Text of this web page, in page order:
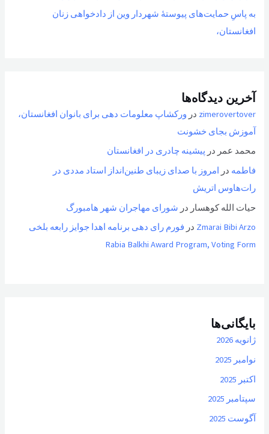
به پاسِ حمایت‌های پیوستهٔ شهردار وین از دادخواهی زنان
افغانستان،
آخرین دیدگاه‌ها
zimerovertover در ورکشاپ معلومات دهی برای بانوان افغانستان،
آموزش بجای خشونت
محمد عمر در پیشینه چادری در افغانستان
فاطمه در امروز با صدای زیبای طنین‌انداز استاد مددی در
رات‌هاوس اتریش
حیات الله کوهسار در شورای مهاجران شهر هامبورگ
Zmarai Bibi Arzo در فورم رای دهی برنامه اهدا جوایز رابعه بلخی
Rabia Balkhi Award Program, Voting Form
بایگانی‌ها
ژانویه 2026
نوامبر 2025
اکتبر 2025
سپتامبر 2025
آگوست 2025